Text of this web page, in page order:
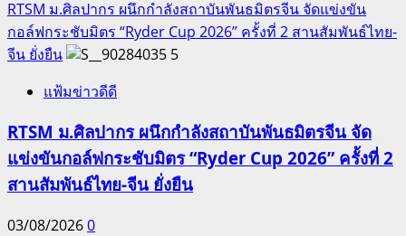
RTSM ม.ศิลปากร ผนึกกำลังสถาบันพันธมิตรจีน จัดแข่งขัน
กอล์ฟกระชับมิตร “Ryder Cup 2026” ครั้งที่ 2 สานสัมพันธ์ไทย-
จีน ยั่งยืน
5
แฟ้มข่าวดีดี
RTSM ม.ศิลปากร ผนึกกำลังสถาบันพันธมิตรจีน จัด
แข่งขันกอล์ฟกระชับมิตร “Ryder Cup 2026” ครั้งที่ 2
สานสัมพันธ์ไทย-จีน ยั่งยืน
03/08/20260